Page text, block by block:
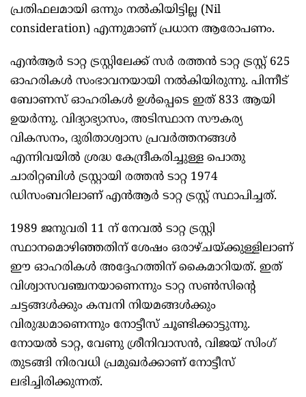
പ്രതിഫലമായി ഒന്നും നൽകിയിട്ടില്ല (Nil
consideration) എന്നുമാണ് പ്രധാന ആരോപണം.
എൻആർ ടാറ്റ ട്രസ്റ്റിലേക്ക് സർ രത്തൻ ടാറ്റ ട്രസ്റ്റ് 625
ഓഹരികൾ സംഭാവനയായി നൽകിയിരുന്നു. പിന്നീട്
ബോണസ് ഓഹരികൾ ഉൾപ്പെടെ ഇത് 833 ആയി
ഉയർന്നു. വിദ്യാഭ്യാസം, അടിസ്ഥാന സൗകര്യ
വികസനം, ദുരിതാശ്വാസ പ്രവർത്തനങ്ങൾ
എന്നിവയിൽ ശ്രദ്ധ കേന്ദ്രീകരിച്ചുള്ള പൊതു
ചാരിറ്റബിൾ ട്രസ്റ്റായി രത്തൻ ടാറ്റ 1974
ഡിസംബറിലാണ് എൻആർ ടാറ്റ ട്രസ്റ്റ് സ്ഥാപിച്ചത്.
1989 ജനുവരി 11 ന് നേവൽ ടാറ്റ ട്രസ്റ്റി
സ്ഥാനമൊഴിഞ്ഞതിന് ശേഷം ഒരാഴ്ചയ്ക്കുള്ളിലാണ്
ഈ ഓഹരികൾ അദ്ദേഹത്തിന് കൈമാറിയത്. ഇത്
വിശ്വാസവഞ്ചനയാണെന്നും ടാറ്റ സൺസിന്റെ
ചട്ടങ്ങൾക്കും കമ്പനി നിയമങ്ങൾക്കും
വിരുദ്ധമാണെന്നും നോട്ടീസ് ചൂണ്ടിക്കാട്ടുന്നു.
നോയൽ ടാറ്റ, വേണു ശ്രീനിവാസൻ, വിജയ് സിംഗ്
തുടങ്ങി നിരവധി പ്രമുഖർക്കാണ് നോട്ടീസ്
ലഭിച്ചിരിക്കുന്നത്.